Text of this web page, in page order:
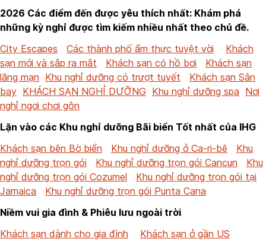
2026 Các điểm đến được yêu thích nhất: Khám phá
những kỳ nghỉ được tìm kiếm nhiều nhất theo chủ đề.
City Escapes
Các thành phố ẩm thực tuyệt vời
Khách
sạn mới và sắp ra mắt
Khách sạn có hồ bơi
Khách sạn
lãng mạn Khu nghỉ dưỡng có trượt tuyết
Khách sạn Sân
bay KHÁCH SẠN NGHỈ DƯỠNG Khu nghỉ dưỡng spa Nơi
nghỉ ngơi chơi gôn
Lặn vào các Khu nghỉ dưỡng Bãi biển Tốt nhất của IHG
Khách sạn bên Bờ biển
Khu nghỉ dưỡng ở Ca-ri-bê
Khu
nghỉ dưỡng trọn gói
Khu nghỉ dưỡng trọn gói Cancun
Khu
nghỉ dưỡng trọn gói Cozumel
Khu nghỉ dưỡng trọn gói tại
Jamaica
Khu nghỉ dưỡng trọn gói Punta Cana
Niềm vui gia đình & Phiêu lưu ngoài trời
Khách sạn dành cho gia đình
Khách sạn ở gần US